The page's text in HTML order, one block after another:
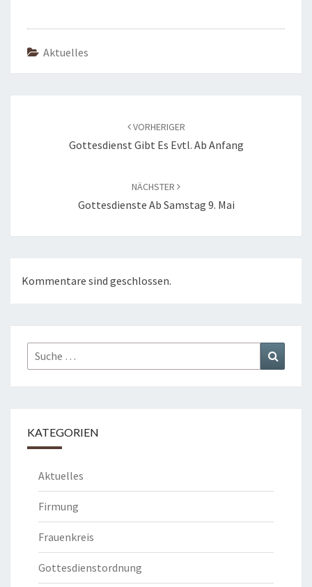
Aktuelles
VORHERIGER
Gottesdienst Gibt Es Evtl. Ab Anfang
NÄCHSTER
Gottesdienste Ab Samstag 9. Mai
Kommentare sind geschlossen.
Suche
nach:
KATEGORIEN
Aktuelles
Firmung
Frauenkreis
Gottesdienstordnung